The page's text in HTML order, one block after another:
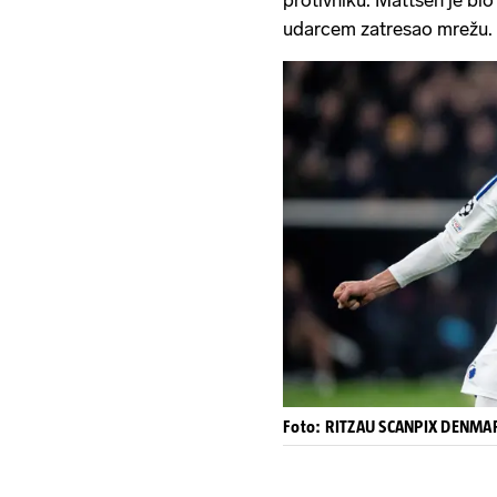
udarcem zatresao mrežu.
Foto: RITZAU SCANPIX